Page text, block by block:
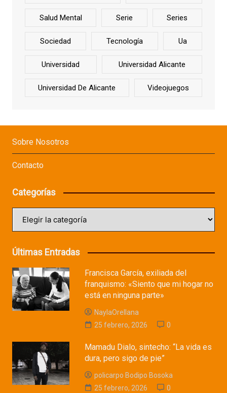
Salud Mental Serie Series
Sociedad Tecnología Ua
Universidad Universidad Alicante
Universidad De Alicante Videojuegos
Sobre Nosotros
Contacto
Categorías
Últimas Entradas
Francisca García, exiliada del
franquismo: «Siento que mi hogar no
está en ninguna parte»
NaylaOrellana
25 febrero, 2026
0
Mamadu Dialo, sintecho: “La vida es
dura, pero sigo de pie”
policarpo Bodipo Bosoka
25 febrero, 2026
0